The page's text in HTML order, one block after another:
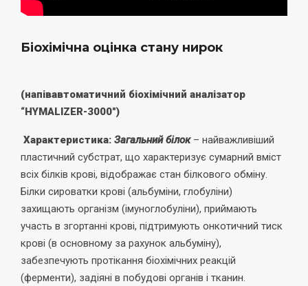
Біохімічна оцінка стану нирок
(напівавтоматичний біохімічний аналізатор
“HYMALIZER-3000″)
Характеристика: Загальний білок– найважливіший
пластичний субстрат, що характеризує сумарний вміст
всіх білків крові, відображає стан білкового обміну.
Білки сироватки крові (альбуміни, глобуліни)
захищають організм (імуноглобуліни), приймають
участь в згортанні крові, підтримують онкотичний тиск
крові (в основному за рахунок альбуміну),
забезпечують протікання біохімічних реакцій
(ферменти), задіяні в побудові органів і тканин.